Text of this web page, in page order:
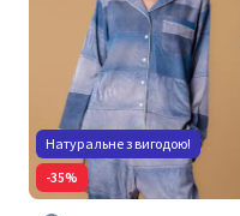
Натуральне з вигодою!
-35%